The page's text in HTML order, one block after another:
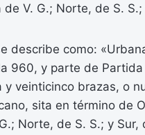
V. G.; Norte, de S. S.;
describe como:
960, y parte de
veinticinco brazas, o
sita en término de
Norte, de S. S.; y Sur,